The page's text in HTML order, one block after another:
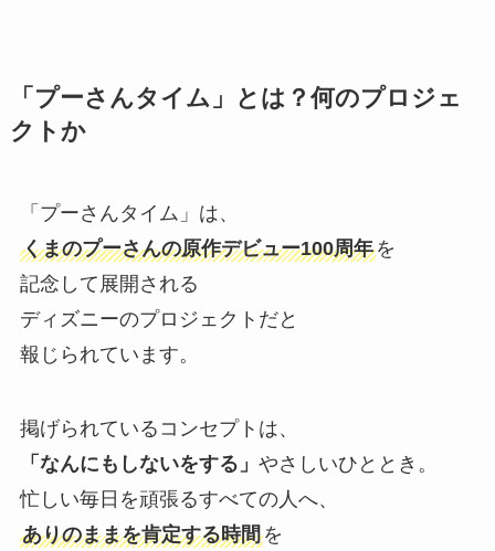
「プーさんタイム」とは？何のプロジェ
クトか
「プーさんタイム」は、
くまのプーさんの原作デビュー100周年を
記念して展開される
ディズニーのプロジェクトだと
報じられています。
掲げられているコンセプトは、
「なんにもしないをする」 やさしいひととき。
忙しい毎日を頑張るすべての人へ、
ありのままを肯定する時間を